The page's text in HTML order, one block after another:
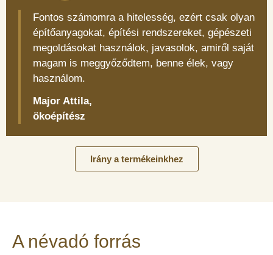
Fontos számomra a hitelesség, ezért csak olyan
építőanyagokat, építési rendszereket, gépészeti
megoldásokat használok, javasolok, amiről saját
magam is meggyőződtem, benne élek, vagy
használom.
Major Attila,
ökoépítész
Irány a termékeinkhez
A névadó forrás